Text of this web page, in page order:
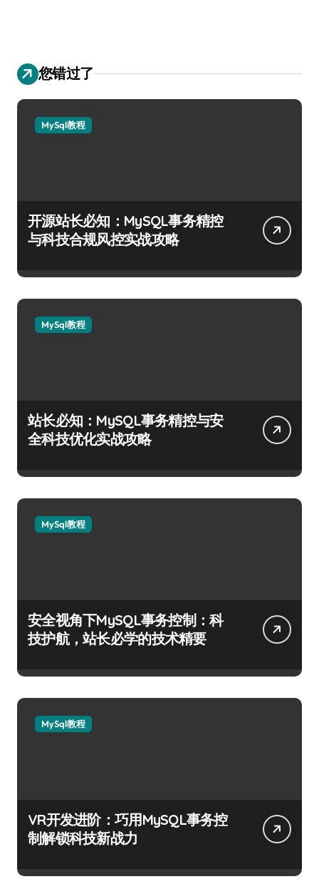
您错过了
MySql教程
开源站长必知：MySQL事务精控
与科技合规风控实战攻略
MySql教程
站长必知：MySQL事务精控与安
全科技优化实战攻略
MySql教程
安全视角下MySQL事务控制：科
技护航，站长必学的技术精要
MySql教程
VR开发进阶：巧用MySQL事务控
制解锁科技新战力